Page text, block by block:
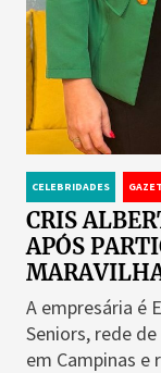
CELEBRIDADES
CRIS
APÓS
A empresária é
Seniors, rede
em Campinas e